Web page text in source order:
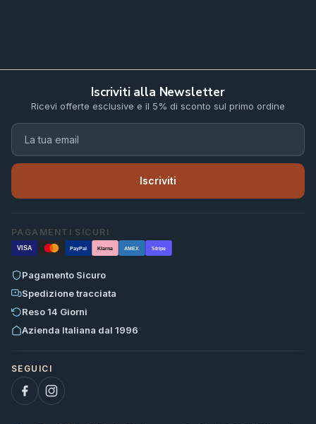
Iscriviti alla Newsletter
Ricevi offerte esclusive e il 5% di sconto sul primo ordine
Iscriviti
PAGAMENTI SICURI
VISA PayPal Klarna AMEX Stripe
Pagamento Sicuro
Spedizione tracciata
Reso 14 Giorni
Azienda Italiana dal 1996